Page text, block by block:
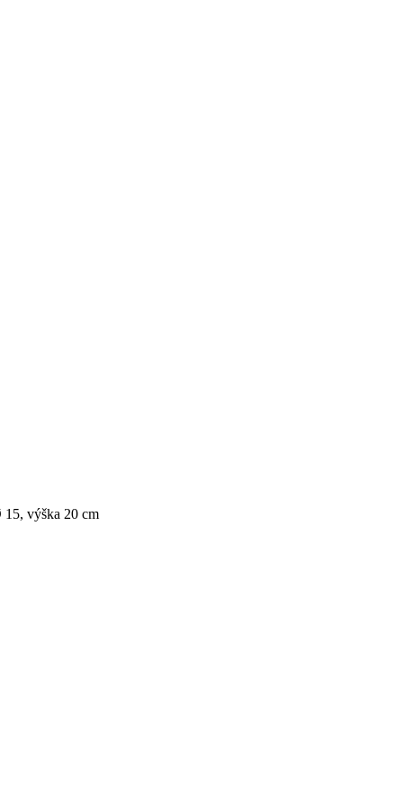
15, výška 20 cm